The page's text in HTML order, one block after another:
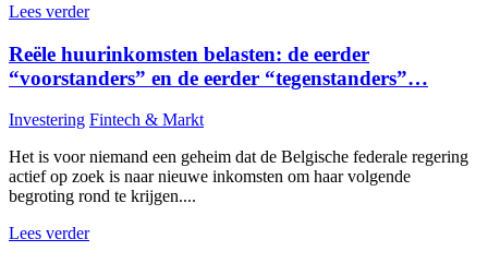
Lees verder
Reële huurinkomsten belasten: de eerder
“voorstanders” en de eerder “tegenstanders”…
Investering Fintech & Markt
Het is voor niemand een geheim dat de Belgische federale regering
actief op zoek is naar nieuwe inkomsten om haar volgende
begroting rond te krijgen....
Lees verder